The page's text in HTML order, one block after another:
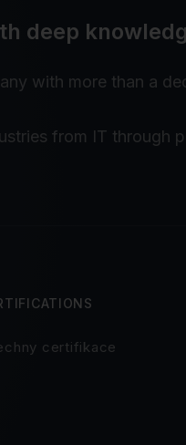
deep
with more than a
from IT through
certifikace